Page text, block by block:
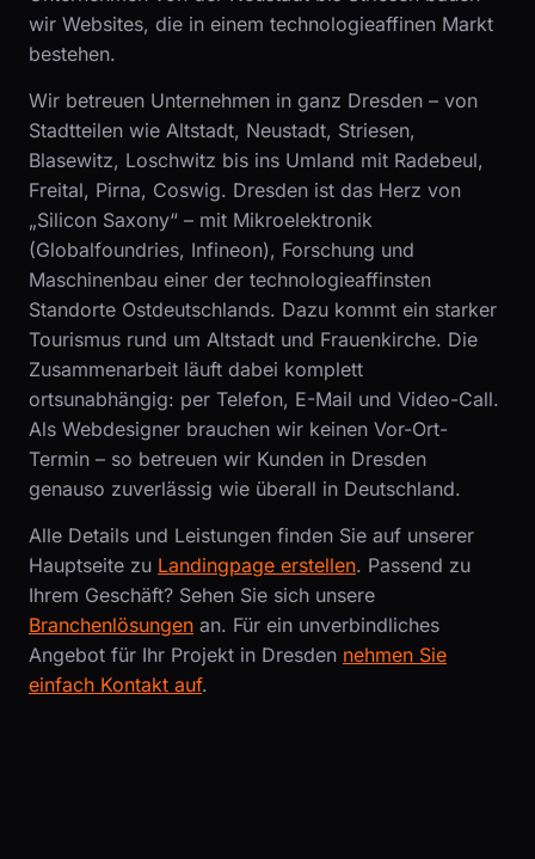
wir Websites, die in einem technologieaffinen Markt
bestehen.
Wir betreuen Unternehmen in ganz Dresden – von
Stadtteilen wie Altstadt, Neustadt, Striesen,
Blasewitz, Loschwitz bis ins Umland mit Radebeul,
Freital, Pirna, Coswig. Dresden ist das Herz von
„Silicon Saxony“ – mit Mikroelektronik
(Globalfoundries, Infineon), Forschung und
Maschinenbau einer der technologieaffinsten
Standorte Ostdeutschlands. Dazu kommt ein starker
Tourismus rund um Altstadt und Frauenkirche. Die
Zusammenarbeit läuft dabei komplett
ortsunabhängig: per Telefon, E-Mail und Video-Call.
Als Webdesigner brauchen wir keinen Vor-Ort-
Termin – so betreuen wir Kunden in Dresden
genauso zuverlässig wie überall in Deutschland.
Alle Details und Leistungen finden Sie auf unserer
Hauptseite zu Landingpage erstellen. Passend zu
Ihrem Geschäft? Sehen Sie sich unsere
Branchenlösungen an. Für ein unverbindliches
Angebot für Ihr Projekt in Dresden nehmen Sie
einfach Kontakt auf.